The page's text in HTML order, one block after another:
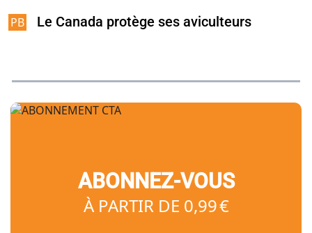
Le Canada protège ses aviculteurs
ABONNEZ-VOUS
À PARTIR DE 0,99 €